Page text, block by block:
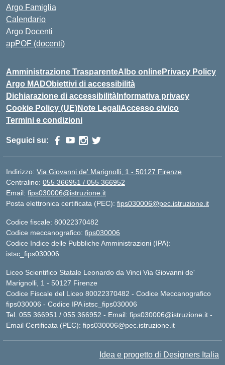
Argo Famiglia
Calendario
Argo Docenti
apPOF (docenti)
Amministrazione TrasparenteAlbo onlinePrivacy Policy
Argo MADObiettivi di accessibilità
Dichiarazione di accessibilità Informativa privacy
Cookie Policy (UE)Note LegaliAccesso civico
Termini e condizioni
Seguici su:
Indirizzo: Via Giovanni de' Marignolli, 1 - 50127 Firenze
Centralino: 055 366951 / 055 366952
Email: fips030006@istruzione.it
Posta elettronica certificata (PEC): fips030006@pec.istruzione.it
Codice fiscale: 80022370482
Codice meccanografico: fips030006
Codice Indice delle Pubbliche Amministrazioni (IPA):
istsc_fips030006
Liceo Scientifico Statale Leonardo da Vinci Via Giovanni de'
Marignolli, 1 - 50127 Firenze
Codice Fiscale del Liceo 80022370482 - Codice Meccanografico
fips030006 - Codice IPA istsc_fips030006
Tel. 055 366951 / 055 366952 - Email: fips030006@istruzione.it -
Email Certificata (PEC): fips030006@pec.istruzione.it
Idea e progetto di Designers Italia